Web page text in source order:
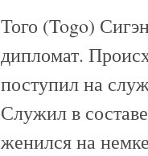
Того (Togo)
дипломат.
поступил на
Служил в
женился на